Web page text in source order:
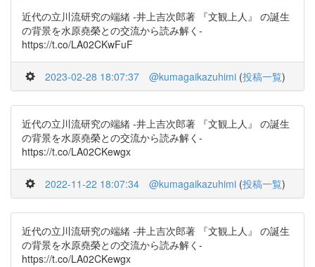
近代の立川流研究の端緒 -井上吉次郎著 『文観上人』 の誕生
の背景を水原堯榮との交流から読み解く-
https://t.co/LA02CKwFuF
2023-02-28 18:07:37 @kumagaikazuhimi (投稿一覧)
近代の立川流研究の端緒 -井上吉次郎著 『文観上人』 の誕生
の背景を水原堯榮との交流から読み解く-
https://t.co/LA02CKewgx
2022-11-22 18:07:34 @kumagaikazuhimi (投稿一覧)
近代の立川流研究の端緒 -井上吉次郎著 『文観上人』 の誕生
の背景を水原堯榮との交流から読み解く-
https://t.co/LA02CKewgx